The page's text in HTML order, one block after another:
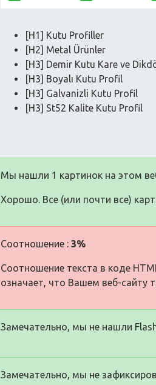
[H1] Kutu Profiller
[H2] Metal Ürünler
[H3] Demir Kutu Kare ve
[H3] Boyalı Kutu Profil
[H3] Galvanizli Kutu Profil
[H3] St52 Kalite Kutu Profil
Мы нашли 1 картинок на этом
Хорошо. Все (или почти все)
Соотношение : 3%
Соотношение текста в коде
означает, что Вашем веб-сайту
Замечательно, мы не нашли
Замечательно, мы не